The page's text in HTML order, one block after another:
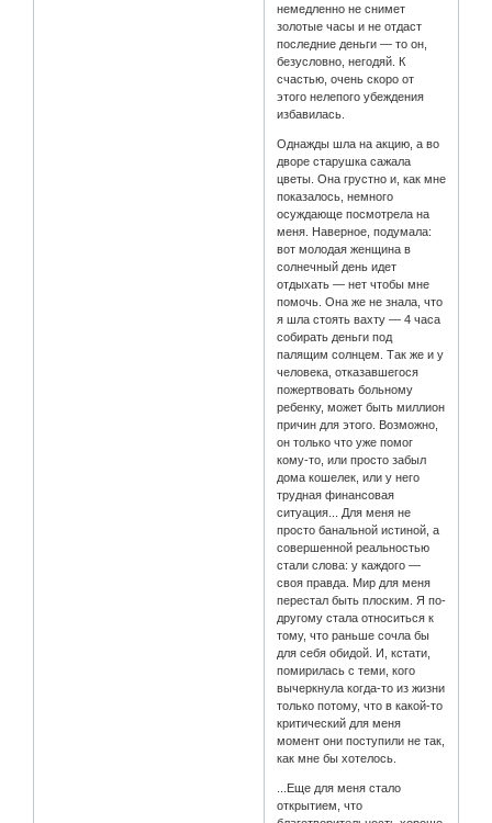
немедленно не снимет
золотые часы и не отдаст
последние деньги — то он,
безусловно, негодяй. К
счастью, очень скоро от
этого нелепого убеждения
избавилась.
Однажды шла на акцию, а во
дворе старушка сажала
цветы. Она грустно и, как мне
показалось, немного
осуждающе посмотрела на
меня. Наверное, подумала:
вот молодая женщина в
солнечный день идет
отдыхать — нет чтобы мне
помочь. Она же не знала, что
я шла стоять вахту — 4 часа
собирать деньги под
палящим солнцем. Так же и у
человека, отказавшегося
пожертвовать больному
ребенку, может быть миллион
причин для этого. Возможно,
он только что уже помог
кому-то, или просто забыл
дома кошелек, или у него
трудная финансовая
ситуация... Для меня не
просто банальной истиной, а
совершенной реальностью
стали слова: у каждого —
своя правда. Мир для меня
перестал быть плоским. Я по-
другому стала относиться к
тому, что раньше сочла бы
для себя обидой. И, кстати,
помирилась с теми, кого
вычеркнула когда-то из жизни
только потому, что в какой-то
критический для меня
момент они поступили не так,
как мне бы хотелось.
...Еще для меня стало
открытием, что